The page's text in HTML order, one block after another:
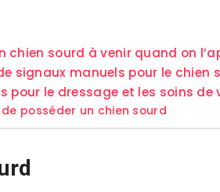
chien sourd à venir quand on
signaux manuels pour le chien
pour le dressage et les soins de
posséder un chien sourd